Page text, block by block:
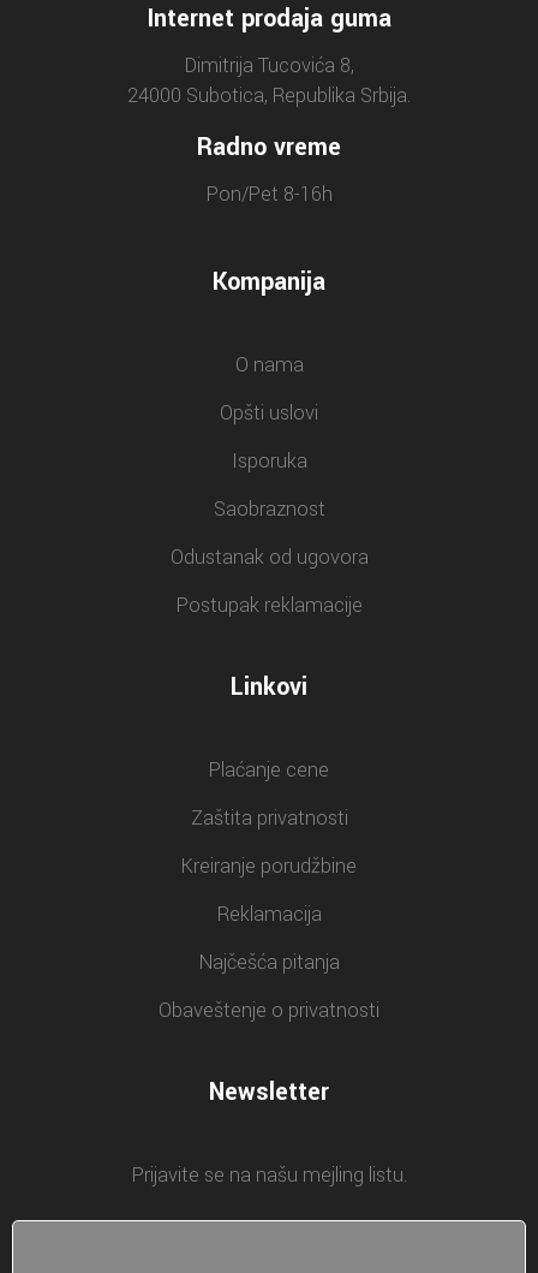
Internet prodaja guma
Dimitrija Tucovića 8,
24000 Subotica, Republika Srbija.
Radno vreme
Pon/Pet 8-16h
Kompanija
O nama
Opšti uslovi
Isporuka
Saobraznost
Odustanak od ugovora
Postupak reklamacije
Linkovi
Plaćanje cene
Zaštita privatnosti
Kreiranje porudžbine
Reklamacija
Najčešća pitanja
Obaveštenje o privatnosti
Newsletter
Prijavite se na našu mejling listu.